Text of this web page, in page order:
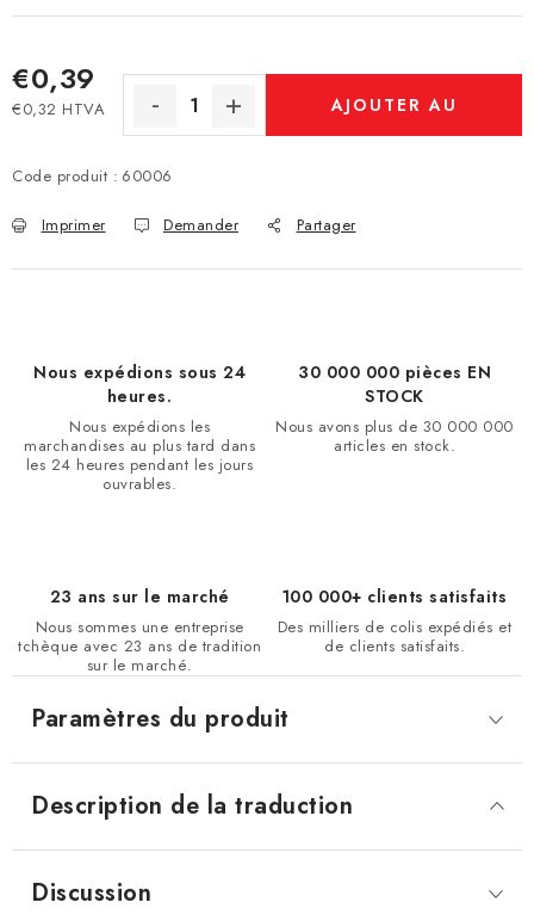
€0,39
€0,32 HTVA
Prix de la mesure:
AJOUTER AU
Code produit : 60006
Imprimer Demander Partager
Nous expédions sous 24
heures.
Nous expédions les
marchandises au plus tard dans
les 24 heures pendant les jours
ouvrables.
30 000 000 pièces EN
STOCK
Nous avons plus de 30 000 000
articles en stock.
23 ans sur le marché
Nous sommes une entreprise
tchèque avec 23 ans de tradition
sur le marché.
100 000+ clients satisfaits
Des milliers de colis expédiés et
de clients satisfaits.
Description de la traduction
Paramètres du produit
Discussion